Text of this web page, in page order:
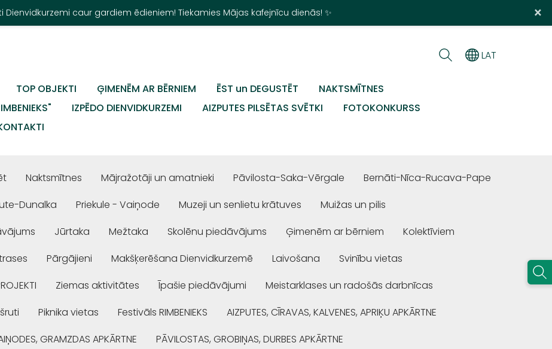
Dienvidkurzemi caur gardiem ēdieniem! Tiekamies Mājas kafejnīcu dienās! ✨ ×
TOP OBJEKTI ĢIMENĒM AR BĒRNIEM ĒST un DEGUSTĒT
NAKTSMĪTNES
IZPĒDO DIENVIDKURZEMI AIZPUTES PILSĒTAS SVĒTKI
FOTOKONKURSS
LAT
Naktsmītnes Mājražotāji un amatnieki Pāvilosta-Saka-Vērgale
Bernāti-Nīca-Rucava-Pape
Dunalka Priekule - Vaiņode Muzeji un senlietu krātuves
Muižas un pilis
Jūrtaka Mežtaka Skolēnu piedāvājums Ģimenēm ar bērniem
Kolektīviem
Pārgājieni Makšķerēšana Dienvidkurzemē Laivošana
Svinību vietas
Ziemas aktivitātes Īpašie piedāvājumi
Meistarklases un radošās darbnīcas
Piknika vietas Festivāls RIMBENIEKS
AIZPUTES, CĪRAVAS, KALVENES, APRIĶU APKĀRTNE
GRAMZDAS APKĀRTNE PĀVILOSTAS, GROBIŅAS, DURBES APKĀRTNE